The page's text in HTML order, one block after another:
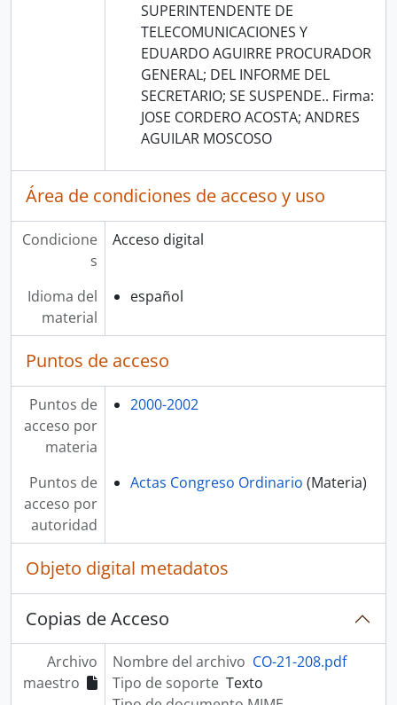
SUPERINTENDENTE DE
TELECOMUNICACIONES Y
EDUARDO AGUIRRE PROCURADOR
GENERAL; DEL INFORME DEL
SECRETARIO; SE SUSPENDE.. Firma:
JOSE CORDERO ACOSTA; ANDRES
AGUILAR MOSCOSO
Área de condiciones de acceso y uso
Condicione
s
Acceso digital
Idioma del
material
español
Puntos de acceso
Puntos de
acceso por
materia
2000-2002
Puntos de
acceso por
autoridad
Actas Congreso Ordinario (Materia)
Objeto digital metadatos
Copias de Acceso
Archivo
maestro
Nombre del archivo CO-21-208.pdf
Tipo de soporte Texto